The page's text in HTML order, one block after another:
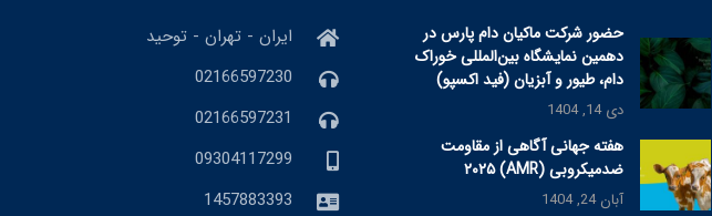
حضور شرکت ماکیان دام پارس در
دهمین نمایشگاه بین‌المللی خوراک
دام، طیور و آبزیان (فید اکسپو)
دی 14, 1404
هفته جهانی آگاهی از مقاومت
ضدمیکروبی (AMR) ۲۰۲۵
آبان 24, 1404
ایران - تهران - توحید
02166597230
02166597231
09304117299
1457883393